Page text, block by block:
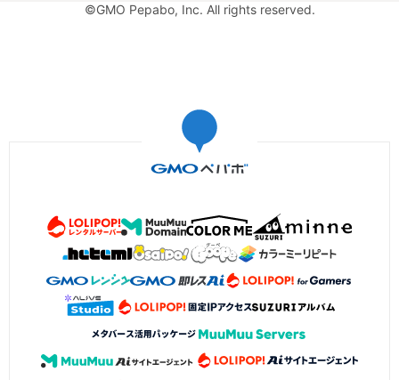
©GMO Pepabo, Inc. All rights reserved.